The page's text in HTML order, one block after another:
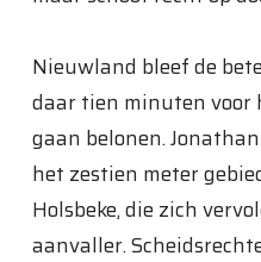
Nieuwland bleef de
daar tien minuten voor
gaan belonen.
het zestien meter
Holsbeke, die zich
aanvaller.